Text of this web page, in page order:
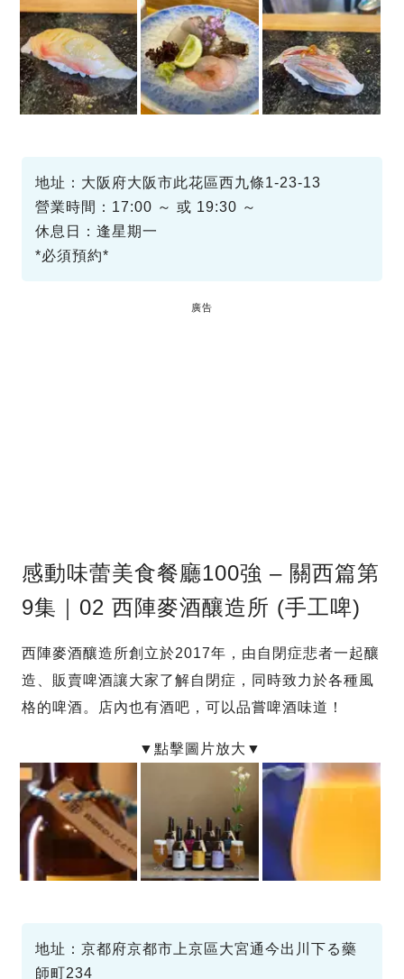
地址：大阪府大阪市此花區西九條1-23-13
營業時間：17:00 ～ 或 19:30 ～
休息日：逢星期一
*必須預約*
廣告
感動味蕾美食餐廳100強 – 關西篇第
9集｜02 西陣麥酒釀造所 (手工啤)
西陣麥酒釀造所創立於2017年，由自閉症悲者一起釀
造、販賣啤酒讓大家了解自閉症，同時致力於各種風
格的啤酒。店內也有酒吧，可以品嘗啤酒味道！
地址：京都府京都市上京區大宮通今出川下る藥
師町234